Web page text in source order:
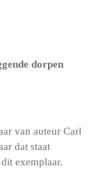
dorpen
van auteur Carl
dat staat
exemplaar.